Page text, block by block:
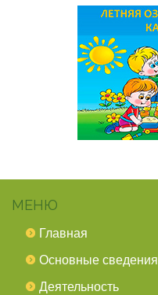
МЕНЮ
Главная
Основные сведения
Деятельность